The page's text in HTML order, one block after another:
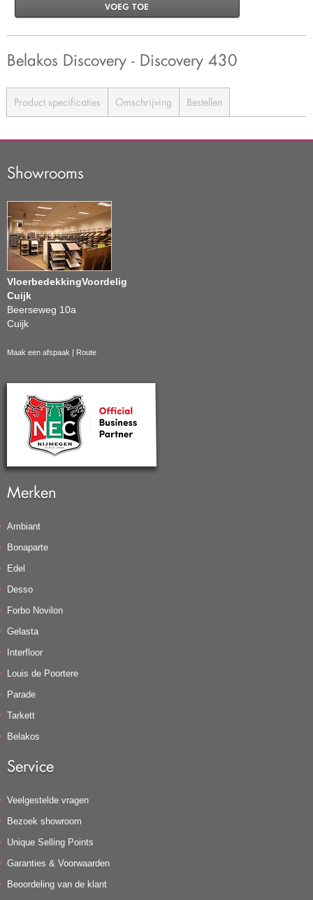
VOEG TOE
Belakos Discovery - Discovery 430
Product specificaties Omschrijving Bestellen
Showrooms
VloerbedekkingVoordelig
Cuijk
Beerseweg 10a
Cuijk
Maak een afspaak | Route
Merken
Ambiant
Bonaparte
Edel
Desso
Forbo Novilon
Gelasta
Interfloor
Louis de Poortere
Parade
Tarkett
Belakos
Service
Veelgestelde vragen
Bezoek showroom
Unique Selling Points
Garanties & Voorwaarden
Beoordeling van de klant